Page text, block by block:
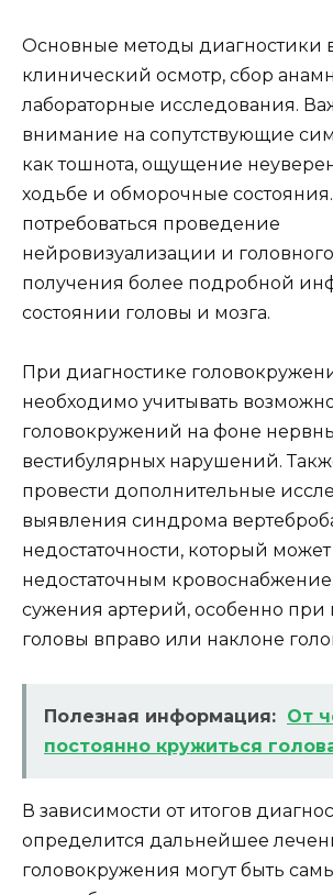
Основные методы диагностики
клинический осмотр, сбор
лабораторные исследования.
внимание на сопутствующие
как тошнота, ощущение
ходьбе и обморочные
потребоваться проведение
нейровизуализации и
получения более подробной
состоянии головы и мозга.
При диагностике
необходимо учитывать
головокружений на фоне
вестибулярных нарушений.
провести дополнительные
выявления синдрома
недостаточности, который
недостаточным
сужения артерий, особенно при
головы вправо или наклоне
Полезная информация: От
постоянно кружиться
В зависимости от итогов
определится дальнейшее
головокружения могут быть